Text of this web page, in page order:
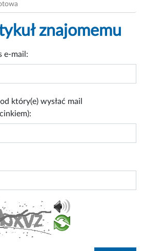
znajomemu
e-mail:
który(e) wysłać mail